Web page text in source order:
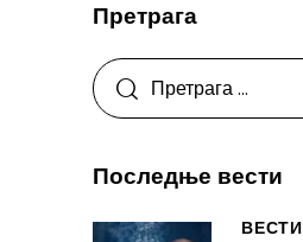
Претрага
Последње вести
ВЕСТИ